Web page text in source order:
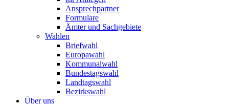
Ansprechpartner
Formulare
Ämter und Sachgebiete
Wahlen
Briefwahl
Europawahl
Kommunalwahl
Bundestagswahl
Landtagswahl
Bezirkswahl
Über uns